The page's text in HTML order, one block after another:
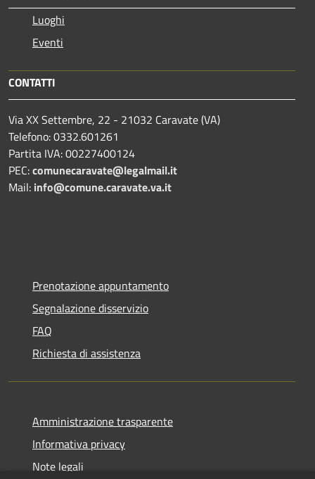
Luoghi
Eventi
CONTATTI
Via XX Settembre, 22 - 21032 Caravate (VA)
Telefono: 0332.601261
Partita IVA: 00227400124
PEC:comunecaravate@legalmail.it
Mail: info@comune.caravate.va.it
Prenotazione appuntamento
Segnalazione disservizio
FAQ
Richiesta di assistenza
Amministrazione trasparente
Informativa privacy
Note legali